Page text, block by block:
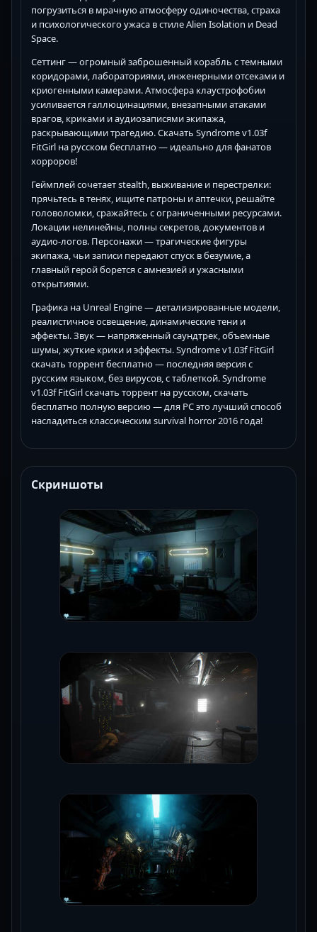
погрузиться в мрачную атмосферу одиночества, страха
и психологического ужаса в стиле Alien Isolation и Dead
Space.
Сеттинг — огромный заброшенный корабль с темными
коридорами, лабораториями, инженерными отсеками и
криогенными камерами. Атмосфера клаустрофобии
усиливается галлюцинациями, внезапными атаками
врагов, криками и аудиозаписями экипажа,
раскрывающими трагедию. Скачать Syndrome v1.03f
FitGirl на русском бесплатно — идеально для фанатов
хорроров!
Геймплей сочетает stealth, выживание и перестрелки:
прячьтесь в тенях, ищите патроны и аптечки, решайте
головоломки, сражайтесь с ограниченными ресурсами.
Локации нелинейны, полны секретов, документов и
аудио-логов. Персонажи — трагические фигуры
экипажа, чьи записи передают спуск в безумие, а
главный герой борется с амнезией и ужасными
открытиями.
Графика на Unreal Engine — детализированные модели,
реалистичное освещение, динамические тени и
эффекты. Звук — напряженный саундтрек, объемные
шумы, жуткие крики и эффекты. Syndrome v1.03f FitGirl
скачать торрент бесплатно — последняя версия с
русским языком, без вирусов, с таблеткой. Syndrome
v1.03f FitGirl скачать торрент на русском, скачать
бесплатно полную версию — для PC это лучший способ
насладиться классическим survival horror 2016 года!
Скриншоты